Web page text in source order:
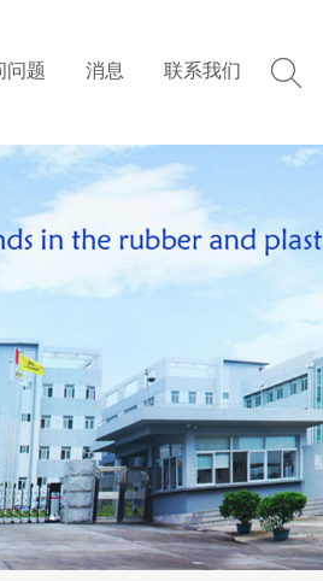
问题 消息 联系我们